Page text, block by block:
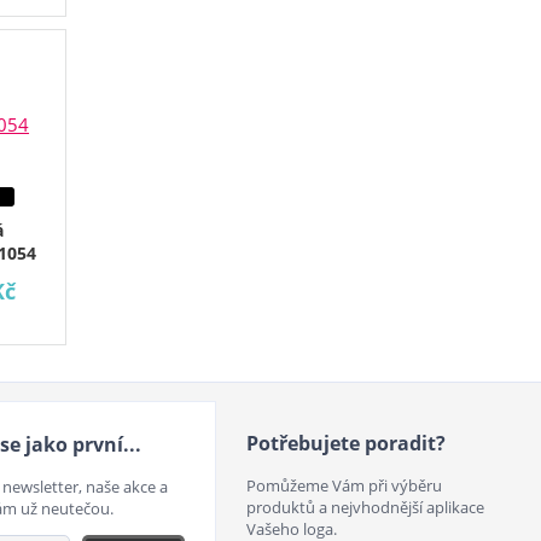
jako první...
naše akce a
už neutečou.
Potřebujete poradit?
Pomůžeme Vám při výběru
produktů a nejvhodnější aplikace
Vašeho loga.